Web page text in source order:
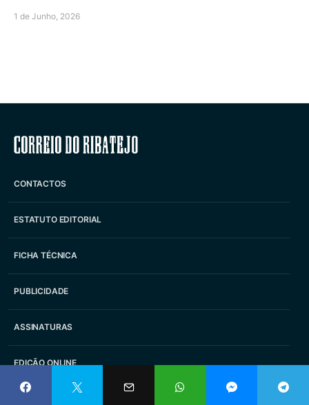
1 de Junho, 2026
Correio do Ribatejo
CONTACTOS
ESTATUTO EDITORIAL
FICHA TÉCNICA
PUBLICIDADE
ASSINATURAS
EDIÇÃO ONLINE